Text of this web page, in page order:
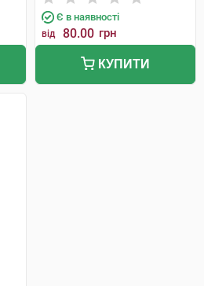
Є в наявності
від 80.00 грн
КУПИТИ